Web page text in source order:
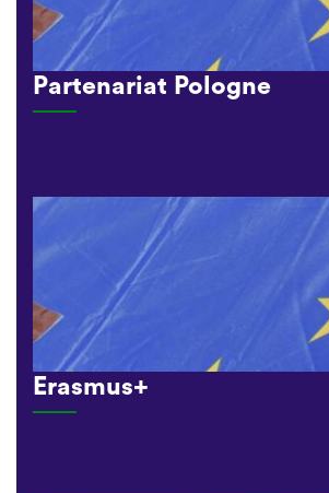
Partenariat Pologne
Erasmus+